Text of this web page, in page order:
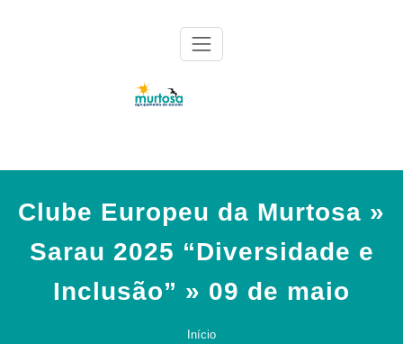
Clube Europeu da Murtosa »
Sarau 2025 “Diversidade e
Inclusão” » 09 de maio
Início